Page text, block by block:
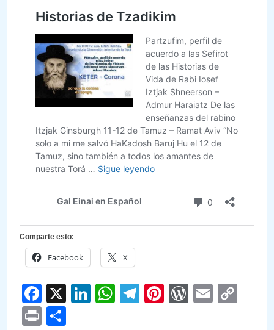
Comparte esto:
Facebook X
Facebook
X LinkedIn
WhatsApp
Telegram
PinterestEmail
Print